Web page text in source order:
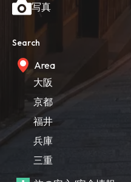
写真
Search
Area
大阪
京都
福井
兵庫
三重